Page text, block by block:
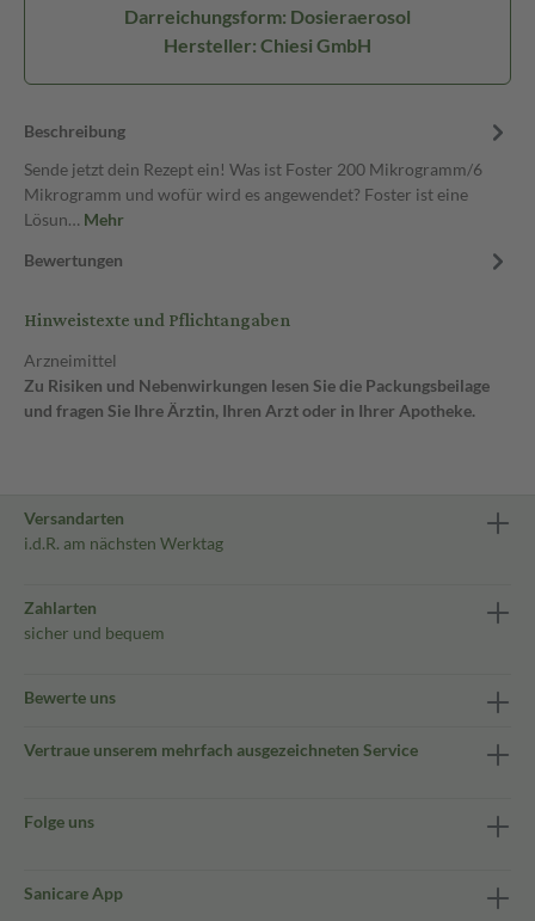
Darreichungsform: Dosieraerosol
Hersteller: Chiesi GmbH
Beschreibung
Sende jetzt dein Rezept ein! Was ist Foster 200 Mikrogramm/6
Mikrogramm und wofür wird es angewendet? Foster ist eine
Lösun… Mehr
Bewertungen
Hinweistexte und Pflichtangaben
Arzneimittel
Zu Risiken und Nebenwirkungen lesen Sie die Packungsbeilage
und fragen Sie Ihre Ärztin, Ihren Arzt oder in Ihrer Apotheke.
Versandarten
i.d.R. am nächsten Werktag
Zahlarten
sicher und bequem
Bewerte uns
Vertraue unserem mehrfach ausgezeichneten Service
Folge uns
Sanicare App